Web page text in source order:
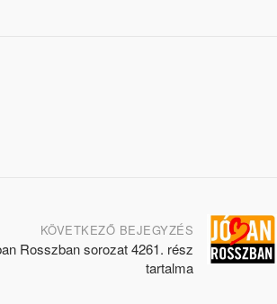
KÖVETKEZŐ BEJEGYZÉS
Rosszban sorozat 4261. rész
tartalma